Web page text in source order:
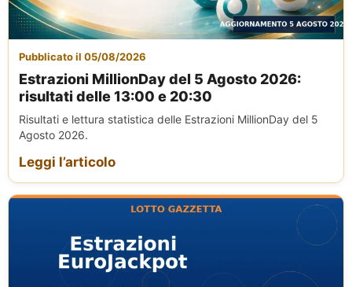
Pubblicato il 05/08/2026
Estrazioni MillionDay del 5 Agosto 2026:
risultati delle 13:00 e 20:30
Risultati e lettura statistica delle Estrazioni MillionDay del 5
Agosto 2026.
Leggi l’articolo